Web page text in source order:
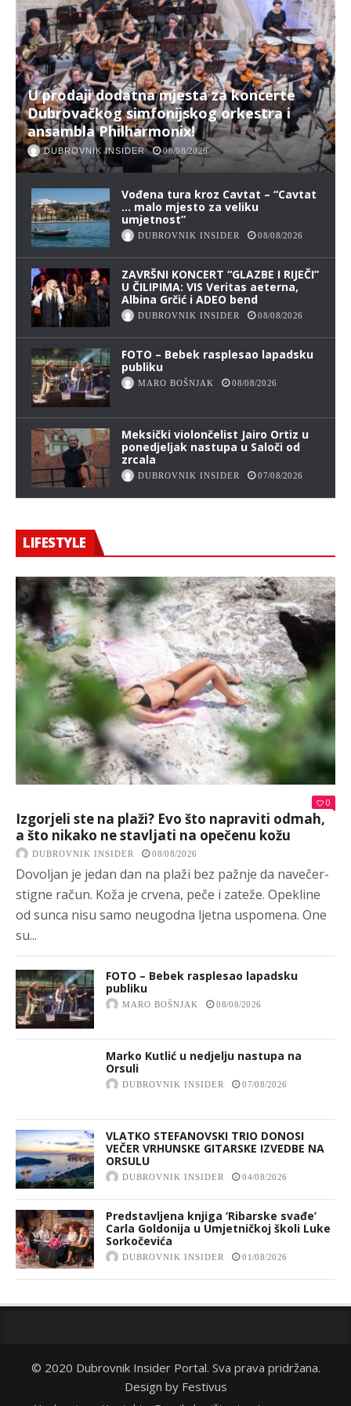
U prodaji dodatna mjesta za koncerte
Dubrovačkog simfonijskog orkestra i
ansambla Philharmonix!
DUBROVNIK INSIDER 08/08/2026
Vođena tura kroz Cavtat – “Cavtat
… malo mjesto za veliku
umjetnost”
DUBROVNIK INSIDER 08/08/2026
ZAVRŠNI KONCERT “GLAZBE I RIJEČI”
U ČILIPIMA: VIS Veritas aeterna,
Albina Grčić i ADEO bend
DUBROVNIK INSIDER 08/08/2026
FOTO – Bebek rasplesao lapadsku
publiku
MARO BOŠNJAK 08/08/2026
Meksički violončelist Jairo Ortiz u
ponedjeljak nastupa u Saloči od
zrcala
DUBROVNIK INSIDER 07/08/2026
LIFESTYLE
0
Izgorjeli ste na plaži? Evo što napraviti odmah,
a što nikako ne stavljati na opečenu kožu
DUBROVNIK INSIDER 08/08/2026
Dovoljan je jedan dan na plaži bez pažnje da navečer-
stigne račun. Koža je crvena, peče i zateže. Opekline
od sunca nisu samo neugodna ljetna uspomena. One
su...
FOTO – Bebek rasplesao lapadsku
publiku
MARO BOŠNJAK 08/08/2026
Marko Kutlić u nedjelju nastupa na
Orsuli
DUBROVNIK INSIDER 07/08/2026
VLATKO STEFANOVSKI TRIO DONOSI
VEČER VRHUNSKE GITARSKE IZVEDBE NA
ORSULU
DUBROVNIK INSIDER 04/08/2026
Predstavljena knjiga ‘Ribarske svađe’
Carla Goldonija u Umjetničkoj školi Luke
Sorkočevića
DUBROVNIK INSIDER 01/08/2026
© 2020 Dubrovnik Insider Portal. Sva prava pridržana.
Design by Festivus